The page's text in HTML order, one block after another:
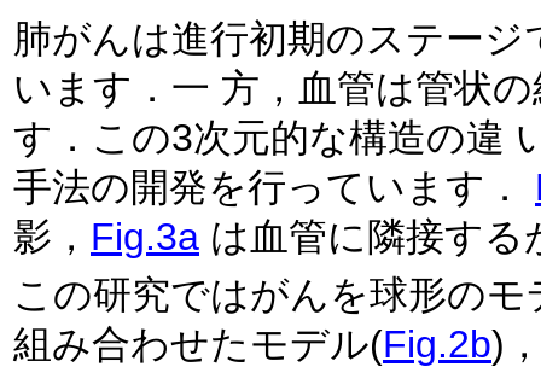
肺がんは進行初期のステー
います．一 方，血管は管状
す．この3次元的な構造の違
手法の開発を行っています．
影， Fig.3a は血管に隣接する
この研究ではがんを球形のモ
組み合わせたモデル(Fig.2b)